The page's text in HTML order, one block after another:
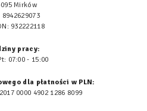
Mirków
8942629073
932222118
pracy:
07:00 - 15:00
dla płatności w PLN:
0000 4902 1286 8099